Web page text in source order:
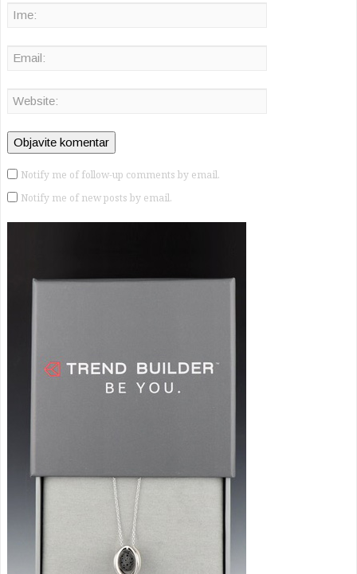
Notify me of follow-up comments by email.
Notify me of new posts by email.